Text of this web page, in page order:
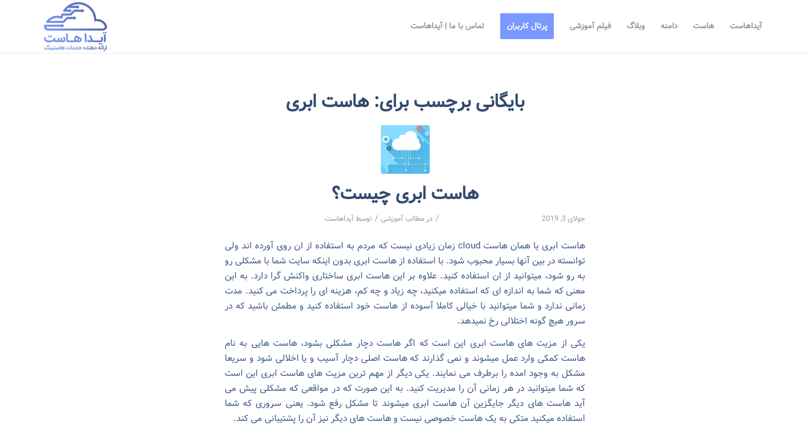
آیداهاست هاست دامنه وبلاگ فیلم آموزشی پرتال کاربران تماس با ما | آیداهاست
بایگانی برچسب برای:هاست ابری
هاست ابری چیست؟
جولای 3, 2019 / درمطالب آموزشی / توسطآیداهاست
هاست ابری یا همان هاست cloud زمان زیادی نیست که مردم به استفاده از ان روی آورده اند ولی
توانسته در بین آنها بسیار محبوب شود. با استفاده از هاست ابری بدون اینکه سایت شما با مشکلی رو
به رو شود، میتوانید از ان استفاده کنید. علاوه بر این هاست ابری ساختاری واکنش گرا دارد. به این
معنی که شما به اندازه ای که استفاده میکنید، چه زیاد و چه کم، هزینه ای را پرداخت می کنید. مدت
زمانی ندارد و شما میتوانید با خیالی کاملا آسوده از هاست خود استفاده کنید و مطمئن باشید که در
سرور هیچ گونه اختلالی رخ نمیدهد.
یکی از مزیت های هاست ابری این است که اگر هاست دچار مشکلی بشود، هاست هایی به نام
هاست کمکی وارد عمل میشوند و نمی گذارند که هاست اصلی دچار آسیب و یا اخلالی شود و سریعا
مشکل به وجود امده را برطرف می نمایند. یکی دیگر از مهم ترین مزیت های هاست ابری این است
که شما میتوانید در هر زمانی آن را مدیریت کنید. به این صورت که در مواقعی که مشکلی پیش می
آید هاست های دیگر جایگزین آن هاست ابری میشوند تا مشکل رفع شود. یعنی سروری که شما
استفاده میکنید متکی به یک هاست خصوصی نیست و هاست های دیگر نیز آن را پشتیبانی می کند.